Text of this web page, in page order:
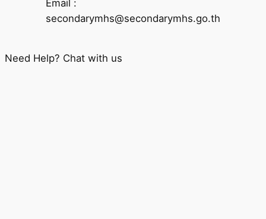
Email :
secondarymhs@secondarymhs.go.th
Need Help? Chat with us